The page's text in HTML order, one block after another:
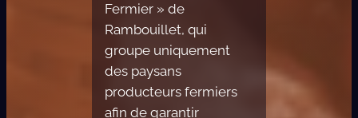
Fermier » de
Rambouillet, qui
groupe uniquement
des paysans
producteurs fermiers
afin de garantir